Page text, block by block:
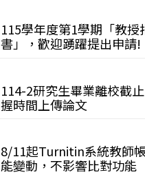
115學年度第1學期「教授
書」，歡迎踴躍提出申請!
114-2研究生畢業離校截
握時間上傳論文
8/11起Turnitin系統教師
能變動，不影響比對功能